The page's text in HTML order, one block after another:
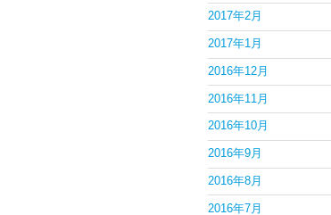
2017年2月
2017年1月
2016年12月
2016年11月
2016年10月
2016年9月
2016年8月
2016年7月